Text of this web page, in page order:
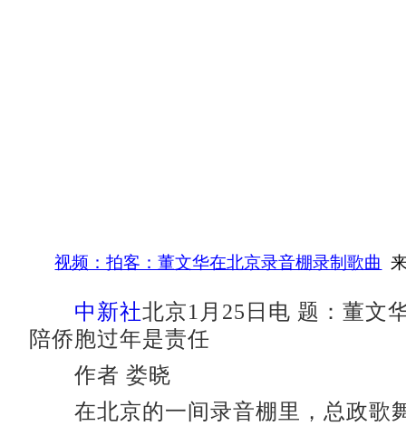
视频：拍客：董文华在北京录音棚录制歌曲
中新社北京1月25日电 题：董文
陪侨胞过年是责任
作者 娄晓
在北京的一间录音棚里，总政歌